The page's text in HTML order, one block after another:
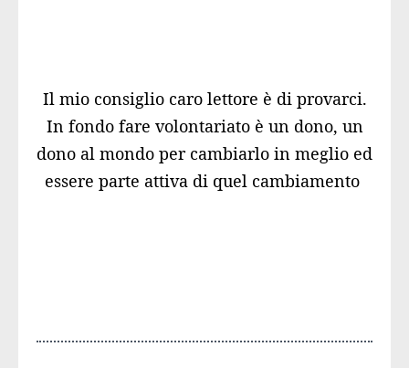
​Il mio consiglio caro lettore è di provarci.
In fondo fare volontariato è un dono, un
dono al mondo per cambiarlo in meglio ed
essere parte attiva di quel cambiamento